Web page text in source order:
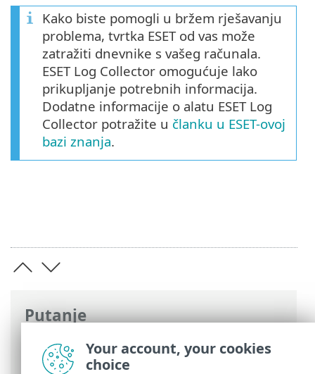
Putanje
ESET-ova online pomoć> ESET NOD32
Antivirus
>Napredno podešavanje
Kako biste pomogli u bržem rješavanju
problema, tvrtka ESET od vas može
zatražiti dnevnike s vašeg računala.
ESET Log Collector omogućuje lako
prikupljanje potrebnih informacija.
Dodatne informacije o alatu ESET Log
Collector potražite u članku u ESET-ovoj
bazi znanja.
Your account, your cookies
choice